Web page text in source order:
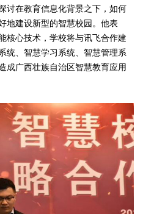
讨在教育信息化背景之下，如何
地建设新型的智慧校园。他表
核心技术，学校将与讯飞合作建
统、智慧学习系统、智慧管理系
成广西壮族自治区智慧教育应用